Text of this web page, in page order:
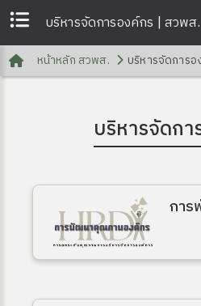
บริหารจัดการองค์กร | สวพส.
หน้าหลัก สวพส. บริหารจัดการอ
บริหารจัดก
กา